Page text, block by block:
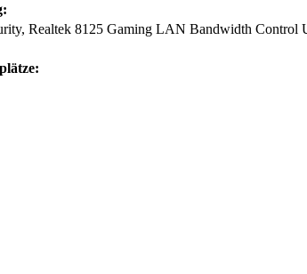
Realtek 8125 Gaming LAN Bandwidth Control